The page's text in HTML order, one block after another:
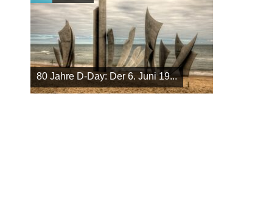
80 Jahre D-Day: Der 6. Juni 19...